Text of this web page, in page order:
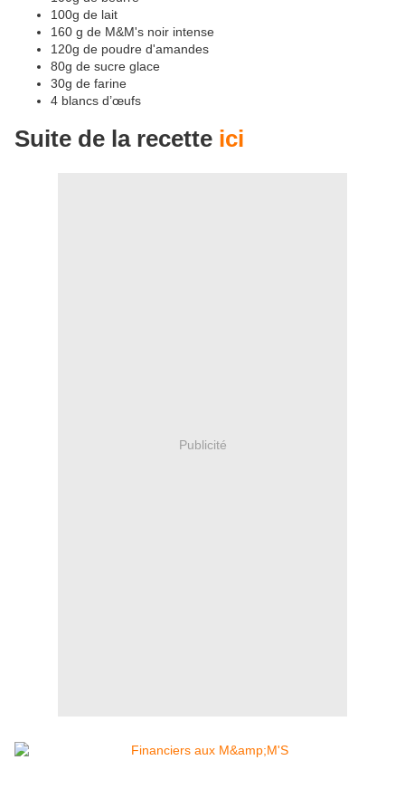
100g de lait
160 g de M&M's noir intense
120g de poudre d'amandes
80g de sucre glace
30g de farine
4 blancs d’œufs
Suite de la recette ici
Publicité